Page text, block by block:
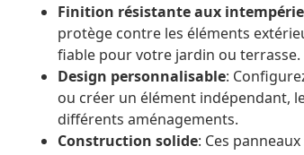
Finition résistante aux
protège contre les éléments
fiable pour votre jardin ou terrasse.
Design personnalisable:
ou créer un élément indépendant,
différents aménagements.
Construction solide: Ces